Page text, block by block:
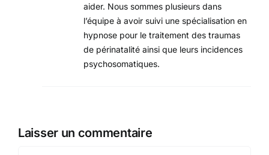
aider. Nous sommes plusieurs dans
l’équipe à avoir suivi une spécialisation en
hypnose pour le traitement des traumas
de périnatalité ainsi que leurs incidences
psychosomatiques.
Laisser un commentaire